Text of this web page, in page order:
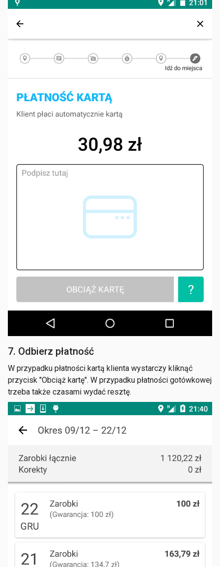
7. Odbierz płatność
W przypadku płatności kartą klienta wystarczy kliknąć
przycisk "Obciąż kartę". W przypadku płatności gotówkowej
trzeba także czasami wydać resztę.